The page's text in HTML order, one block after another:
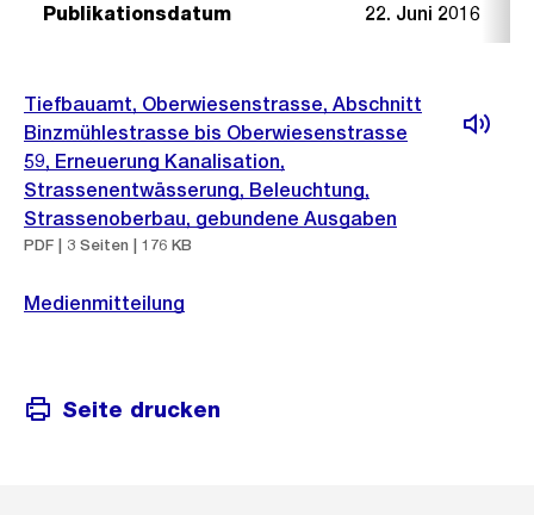
Publikationsdatum 22. Juni 2016
Tiefbauamt, Oberwiesenstrasse, Abschnitt
Binzmühlestrasse bis Oberwiesenstrasse
59, Erneuerung Kanalisation,
Strassenentwässerung, Beleuchtung,
Strassenoberbau, gebundene Ausgaben
PDF | 3 Seiten | 176 KB
Medienmitteilung
Seite drucken